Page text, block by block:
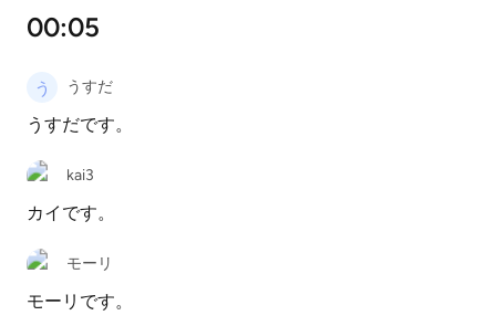
00:05
うすだ
うすだです。
kai3
カイです。
モーリ
モーリです。